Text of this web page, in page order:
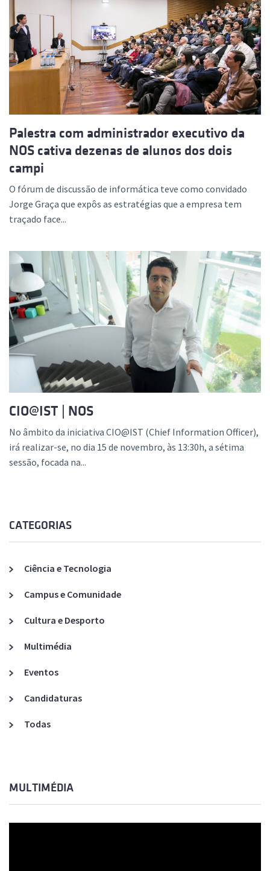
Palestra com administrador executivo da
NOS cativa dezenas de alunos dos dois
campi
O fórum de discussão de informática teve como convidado
Jorge Graça que expôs as estratégias que a empresa tem
traçado face...
CIO@IST | NOS
No âmbito da iniciativa CIO@IST (Chief Information Officer),
irá realizar-se, no dia 15 de novembro, às 13:30h, a sétima
sessão, focada na...
CATEGORIAS
Ciência e Tecnologia
Campus e Comunidade
Cultura e Desporto
Multimédia
Eventos
Candidaturas
Todas
MULTIMÉDIA